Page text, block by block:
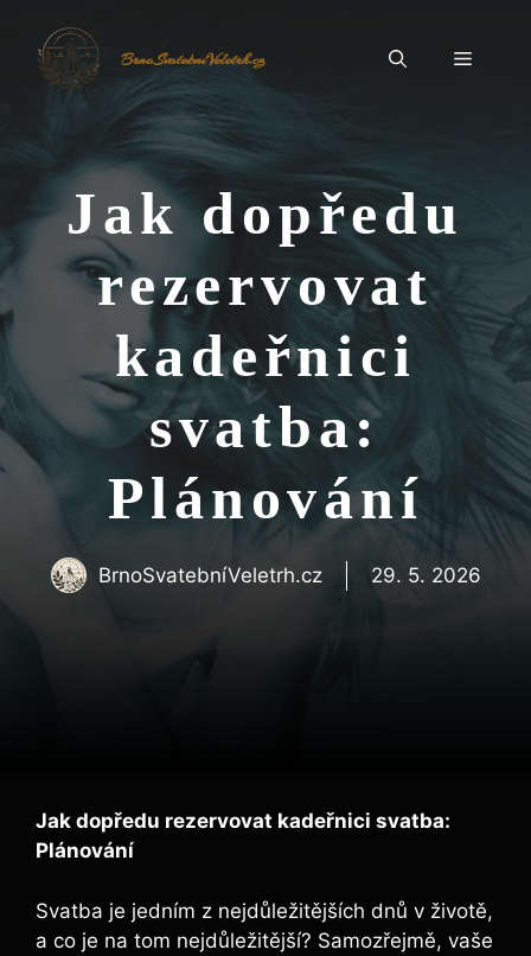
obsah
BrnoSvatebníVeletrh.cz Menu
Jak dopředu
rezervovat
kadeřnici
svatba:
Plánování
BrnoSvatebníVeletrh.cz 29. 5. 2026
Jak dopředu rezervovat kadeřnici svatba:
Plánování
Svatba je ⁣jedním z⁤ nejdůležitějších dnů v životě,
a co je na⁣ tom nejdůležitější? Samozřejmě, vaše